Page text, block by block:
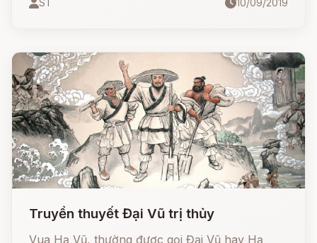
gồm có 4 thời đại kế tiếp nhau theo một trật tự
ST 10/09/2019
Truyền thuyết Đại Vũ trị thủy
Vua Hạ Vũ, thường được gọi Đại Vũ hay Hạ